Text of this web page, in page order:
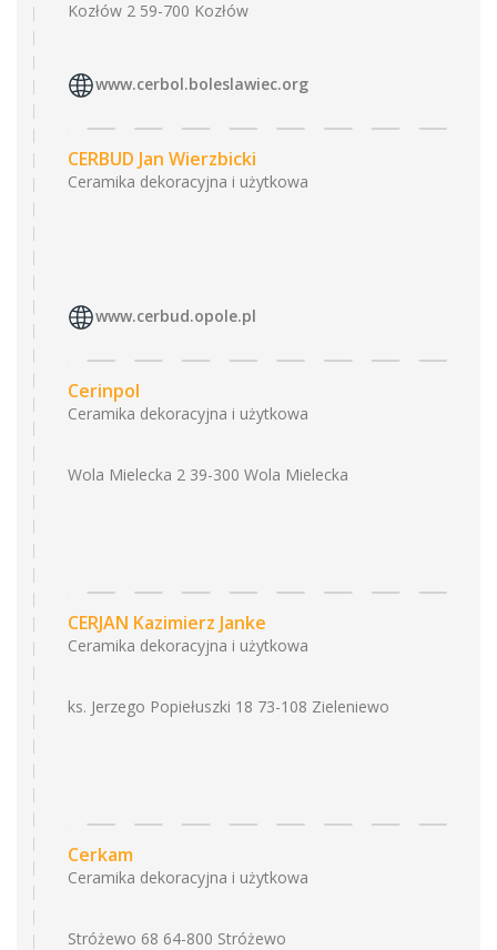
Kozłów 2 59-700 Kozłów
www.cerbol.boleslawiec.org
CERBUD Jan Wierzbicki
Ceramika dekoracyjna i użytkowa
www.cerbud.opole.pl
Cerinpol
Ceramika dekoracyjna i użytkowa
Wola Mielecka 2 39-300 Wola Mielecka
CERJAN Kazimierz Janke
Ceramika dekoracyjna i użytkowa
ks. Jerzego Popiełuszki 18 73-108 Zieleniewo
Cerkam
Ceramika dekoracyjna i użytkowa
Stróżewo 68 64-800 Stróżewo